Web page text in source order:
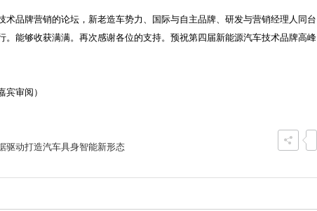
术品牌营销的论坛，新老造车势力、国际与自主品牌、研发与营销经理人同台
。能够收获满满。再次感谢各位的支持。预祝第四届新能源汽车技术品牌高峰
宾审阅）
驱动打造汽车具身智能新形态